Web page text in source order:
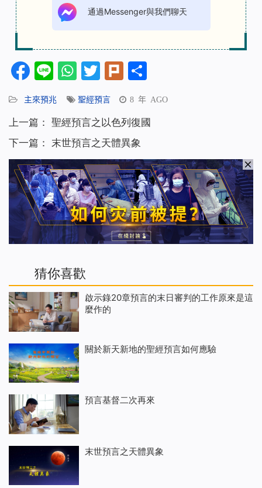
通過Messenger與我們聊天
Facebook
LineWhatsApp
Twitter
Plurk
主來預兆 聖經預言 8 年 AGO
上一篇： 聖經預言之以色列復國
下一篇： 末世預言之天體異象
猜你喜歡
啟示錄20章預言的末日審判的工作原來是這
麼作的
關於新天新地的聖經預言如何應驗
預言基督二次再來
末世預言之天體異象